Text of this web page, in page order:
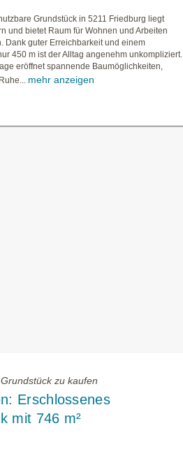
Grundstück in 5211 Friedburg liegt
und bietet Raum für Wohnen und Arbeiten
Dank guter Erreichbarkeit und einem
450 m ist der Alltag angenehm unkompliziert.
eröffnet spannende Baumöglichkeiten,
mehr anzeigen
zu kaufen
Erschlossenes
mit 746 m²